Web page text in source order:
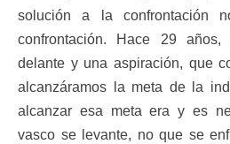
solución a la confrontación
confrontación. Hace 29
delante y una aspiración, que
alcanzáramos la meta de la
alcanzar esa meta era y es
vasco se levante, no que se